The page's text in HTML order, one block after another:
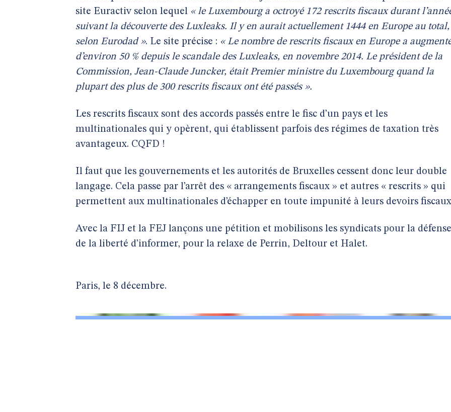
site Euractiv selon lequel « le Luxembourg a octroyé 172 rescrits fiscaux durant
suivant la découverte des Luxleaks. Il y en aurait actuellement 1444 en Europe au total,
selon Eurodad ». Le site précise : « Le nombre de rescrits fiscaux en Europe a
d’environ 50 % depuis le scandale des Luxleaks, en novembre 2014. Le président de la
Commission, Jean-Claude Juncker, était Premier ministre du Luxembourg quand la
plupart des plus de 300 rescrits fiscaux ont été passés ».
Les rescrits fiscaux sont des accords passés entre le fisc d’un pays et les
multinationales qui y opèrent, qui établissent parfois des régimes de taxation très
avantageux. CQFD !
Il faut que les gouvernements et les autorités de Bruxelles cessent donc leur double
langage. Cela passe par l’arrêt des « arrangements fiscaux » et autres « rescrits » qui
permettent aux multinationales d’échapper en toute impunité à leurs devoirs
Avec la FIJ et la FEJ lançons une pétition et mobilisons les syndicats pour la défense
de la liberté d’informer, pour la relaxe de Perrin, Deltour et Halet.
Paris, le 8 décembre.